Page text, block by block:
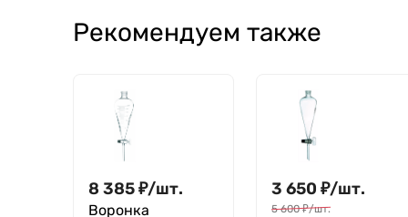
Рекомендуем также
8 385₽/шт.
Воронка
3 650 ₽/шт.
5 600 ₽/шт.